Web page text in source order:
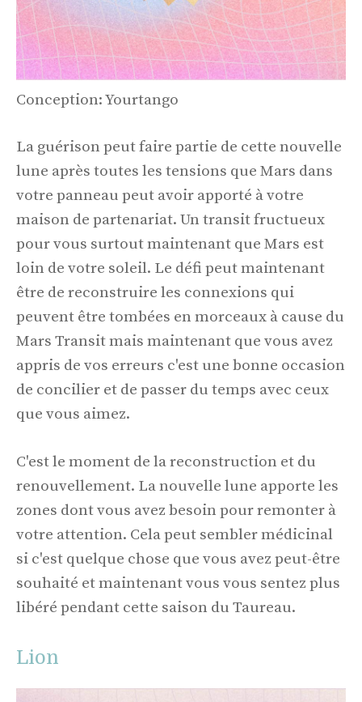
Conception: Yourtango
La guérison peut faire partie de cette nouvelle
lune après toutes les tensions que Mars dans
votre panneau peut avoir apporté à votre
maison de partenariat. Un transit fructueux
pour vous surtout maintenant que Mars est
loin de votre soleil. Le défi peut maintenant
être de reconstruire les connexions qui
peuvent être tombées en morceaux à cause du
Mars Transit mais maintenant que vous avez
appris de vos erreurs c'est une bonne occasion
de concilier et de passer du temps avec ceux
que vous aimez.
C'est le moment de la reconstruction et du
renouvellement. La nouvelle lune apporte les
zones dont vous avez besoin pour remonter à
votre attention. Cela peut sembler médicinal
si c'est quelque chose que vous avez peut-être
souhaité et maintenant vous vous sentez plus
libéré pendant cette saison du Taureau.
Lion